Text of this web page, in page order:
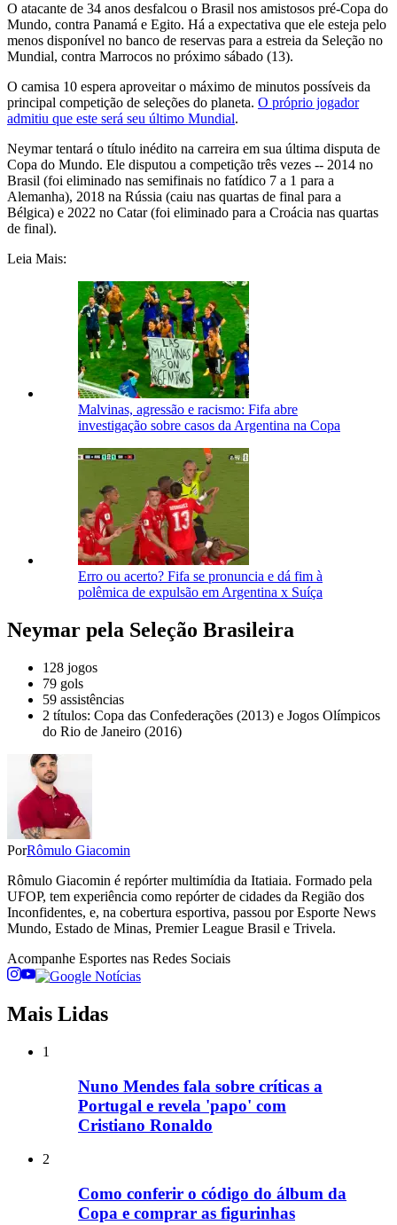
O atacante de 34 anos desfalcou o Brasil nos amistosos pré-Copa do
Mundo, contra Panamá e Egito. Há a expectativa que ele esteja pelo
menos disponível no banco de reservas para a estreia da Seleção no
Mundial, contra Marrocos no próximo sábado (13).
O camisa 10 espera aproveitar o máximo de minutos possíveis da
principal competição de seleções do planeta. O próprio jogador
admitiu que este será seu último Mundial.
Neymar tentará o título inédito na carreira em sua última disputa de
Copa do Mundo. Ele disputou a competição três vezes -- 2014 no
Brasil (foi eliminado nas semifinais no fatídico 7 a 1 para a
Alemanha), 2018 na Rússia (caiu nas quartas de final para a
Bélgica) e 2022 no Catar (foi eliminado para a Croácia nas quartas
de final).
Leia Mais:
Malvinas, agressão e racismo: Fifa abre
investigação sobre casos da Argentina na Copa
Erro ou acerto? Fifa se pronuncia e dá fim à
polêmica de expulsão em Argentina x Suíça
Neymar pela Seleção Brasileira
128 jogos
79 gols
59 assistências
2 títulos: Copa das Confederações (2013) e Jogos Olímpicos
do Rio de Janeiro (2016)
PorRômulo Giacomin
Rômulo Giacomin é repórter multimídia da Itatiaia. Formado pela
UFOP, tem experiência como repórter de cidades da Região dos
Inconfidentes, e, na cobertura esportiva, passou por Esporte News
Mundo, Estado de Minas, Premier League Brasil e Trivela.
Acompanhe Esportes nas Redes Sociais
Mais Lidas
1
Nuno Mendes fala sobre críticas a
Portugal e revela 'papo' com
Cristiano Ronaldo
2
Como conferir o código do álbum da
Copa e comprar as figurinhas